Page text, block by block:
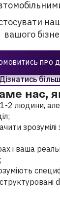
вашого
ПРО
нас,
2 людини,
зрозумілі
і ваша